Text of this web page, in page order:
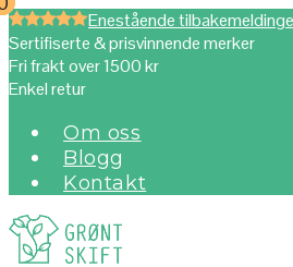
Enestående
Sertifiserte & prisvinnende merker
Fri frakt over 1500 kr
Enkel retur
Om oss
Blogg
Kontakt